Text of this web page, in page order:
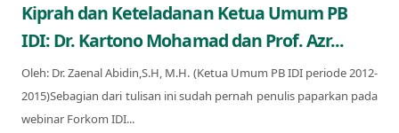
Kiprah dan Keteladanan Ketua Umum PB
IDI: Dr. Kartono Mohamad dan Prof. Azr...
Oleh: Dr. Zaenal Abidin,S.H, M.H. (Ketua Umum PB IDI periode 2012-
2015)Sebagian dari tulisan ini sudah pernah penulis paparkan pada
webinar Forkom IDI...